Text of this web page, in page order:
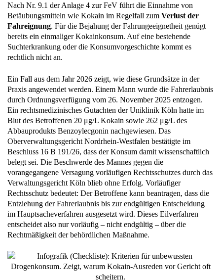
Nach Nr. 9.1 der Anlage 4 zur FeV führt die Einnahme von
Betäubungsmitteln wie Kokain im Regelfall zum Verlust der
Fahreignung. Für die Bejahung der Fahrungeeignetheit genügt
bereits ein einmaliger Kokainkonsum. Auf eine bestehende
Suchterkrankung oder die Konsumvorgeschichte kommt es
rechtlich nicht an.
Ein Fall aus dem Jahr 2026 zeigt, wie diese Grundsätze in der
Praxis angewendet werden. Einem Mann wurde die Fahrerlaubnis
durch Ordnungsverfügung vom 26. November 2025 entzogen.
Ein rechtsmedizinisches Gutachten der Uniklinik Köln hatte im
Blut des Betroffenen 20 μg/L Kokain sowie 262 μg/L des
Abbauprodukts Benzoylecgonin nachgewiesen. Das
Oberverwaltungsgericht Nordrhein-Westfalen bestätigte im
Beschluss 16 B 191/26, dass der Konsum damit wissenschaftlich
belegt sei. Die Beschwerde des Mannes gegen die
vorangegangene Versagung vorläufigen Rechtsschutzes durch das
Verwaltungsgericht Köln blieb ohne Erfolg. Vorläufiger
Rechtsschutz bedeutet: Der Betroffene kann beantragen, dass die
Entziehung der Fahrerlaubnis bis zur endgültigen Entscheidung
im Hauptsacheverfahren ausgesetzt wird. Dieses Eilverfahren
entscheidet also nur vorläufig – nicht endgültig – über die
Rechtmäßigkeit der behördlichen Maßnahme.